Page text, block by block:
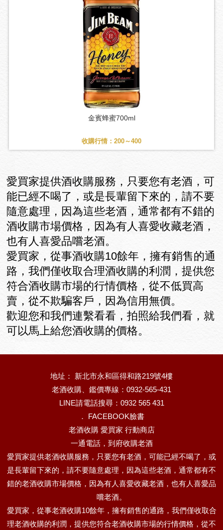
金賓蜂蜜700ml
收購行情：200～400
愛買家提供酒收購服務，只要您有老酒，可
能已經不喝了，或是長輩留下來的，請不要
隨意處理，因為這些老酒，通常都有不錯的
酒收購市場價格，因為有人喜愛收藏老酒，
也有人喜愛品嚐老酒。
愛買家，從事酒收購10餘年，擁有銷售的通
路，我們僅收取合理酒收購的利潤，提供您
符合酒收購市場的行情價格，從不低買高
賣，從不欺騙客戶，因為信用無價。
歡迎您和我們連繫看看，拍照給我們看，就
可以馬上給您酒收購的價格。
地址： 新北市永和區得和路219號4樓
老酒收購、鑑價專線：0932-565-431
LINE請電話搜尋：0932 565 431
． FACEBOOK臉書
老酒收購 愛買家 行動商店
一通電話，到府收購老酒
愛買家提供老酒收購服務，只要您有老酒，可能已經不喝了，或
是長輩留下來的，請不要隨意處理，因為這些老酒，通常都有不
錯的老酒收購市場價格，因為有人喜愛收藏老酒，也有人喜愛品
嚐老酒。
愛買家，從事老酒收購10餘年，擁有銷售的通路，我們僅收取合
理老酒收購的利潤，提供您符合老酒收購市場的行情價格，從不